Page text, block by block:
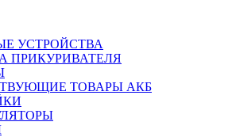
УСТРОЙСТВА
ПРИКУРИВАТЕЛЯ
ТОВАРЫ АКБ